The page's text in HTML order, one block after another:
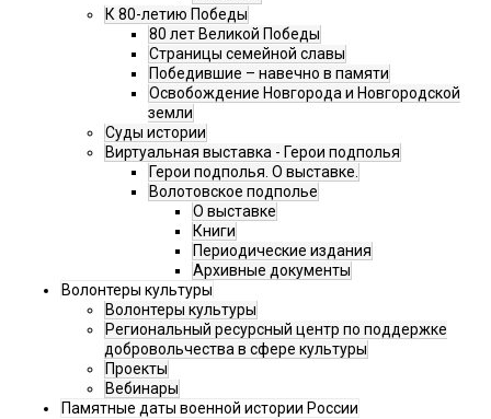
К 80-летию Победы
80 лет Великой Победы
Страницы семейной славы
Победившие – навечно в памяти
Освобождение Новгорода и Новгородской
земли
Суды истории
Виртуальная выставка - Герои подполья
Герои подполья. О выставке.
Волотовское подполье
О выставке
Книги
Периодические издания
Архивные документы
Волонтеры культуры
Волонтеры культуры
Региональный ресурсный центр по поддержке
добровольчества в сфере культуры
Проекты
Вебинары
Памятные даты военной истории России